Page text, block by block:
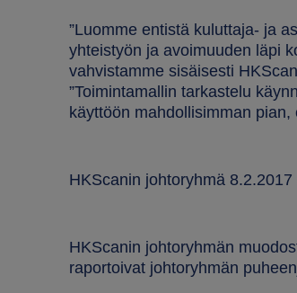
”Luomme entistä kuluttaja- ja
yhteistyön ja avoimuuden läpi
vahvistamme sisäisesti
”Toimintamallin tarkastelu
käyttöön mahdollisimman
HKScanin johtoryhmä 8.2.2017
HKScanin johtoryhmän
raportoivat johtoryhmän